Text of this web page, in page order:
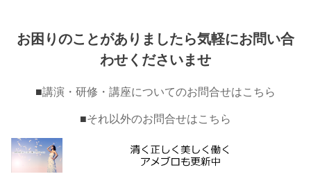
お困りのことがありましたら気軽にお問い合
わせくださいませ
■講演・研修・講座についてのお問合せはこちら
■それ以外のお問合せはこちら